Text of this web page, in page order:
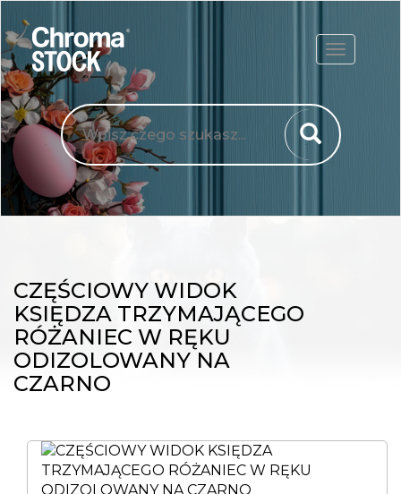
CZĘŚCIOWY WIDOK
KSIĘDZA TRZYMAJĄCEGO
RÓŻANIEC W RĘKU
ODIZOLOWANY NA
CZARNO